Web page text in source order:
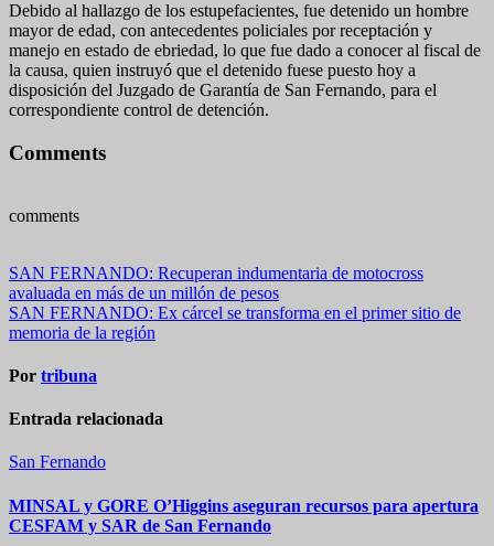
Debido al hallazgo de los estupefacientes, fue detenido un hombre
mayor de edad, con antecedentes policiales por receptación y
manejo en estado de ebriedad, lo que fue dado a conocer al fiscal de
la causa, quien instruyó que el detenido fuese puesto hoy a
disposición del Juzgado de Garantía de San Fernando, para el
correspondiente control de detención.
Comments
comments
Navegación
de
entradas
SAN FERNANDO: Recuperan indumentaria de motocross
avaluada en más de un millón de pesos
SAN FERNANDO: Ex cárcel se transforma en el primer sitio de
memoria de la región
Por tribuna
Entrada relacionada
San Fernando
MINSAL y GORE O’Higgins aseguran recursos para apertura
CESFAM y SAR de San Fernando